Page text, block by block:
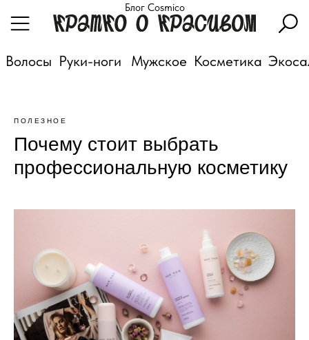
Блог Cosmico
Мужское
Руки-ноги
Волосы Косметика
ПОЛЕЗНОЕ
Почему стоит выбрать
профессиональную косметику